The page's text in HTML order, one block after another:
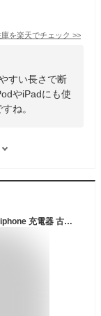
を楽天でチェック >>
すい長さで断
やiPadにも使
ね。
USB Cable送料無料 ホワイト 1m for iPhone4 4s iphone 充電器 古い iPhone3GS iPod iPad3 ipad2 データ転送 iPhone充電器 iPhoneケーブル USBケーブル ipad充電ケーブル 古い usb cable iphone充電ケーブル30Pin Kahira ケーブル